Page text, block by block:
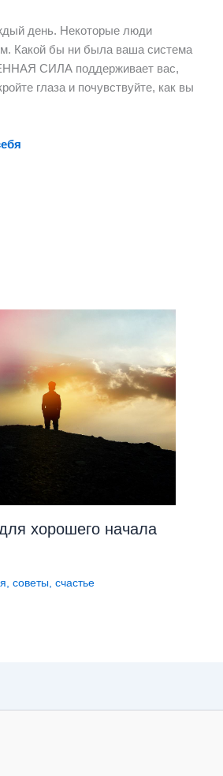
день. Некоторые люди
Какой бы ни была ваша система
СИЛА поддерживает вас,
глаза и почувствуйте, как вы
хорошего начала
советы, счастье